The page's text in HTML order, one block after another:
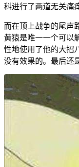
科进行了两道无关痛
而在顶上战争的尾声
黄猿是唯一一个可以
性地使用了他的大招
没有效果的。最后还